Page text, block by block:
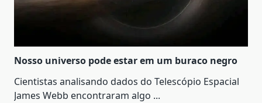
Nosso universo pode estar em um buraco negro
Cientistas analisando dados do Telescópio Espacial
James Webb encontraram algo ...